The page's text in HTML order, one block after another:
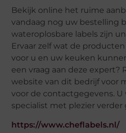
Bekijk online het ruime
vandaag nog uw bestelling
wateroplosbare labels zijn
Ervaar zelf wat de
voor u en uw keuken
een vraag aan deze expert?
website van dit bedrijf voor
voor de contactgegevens.
specialist met plezier verder
https://www.cheflabels.nl/